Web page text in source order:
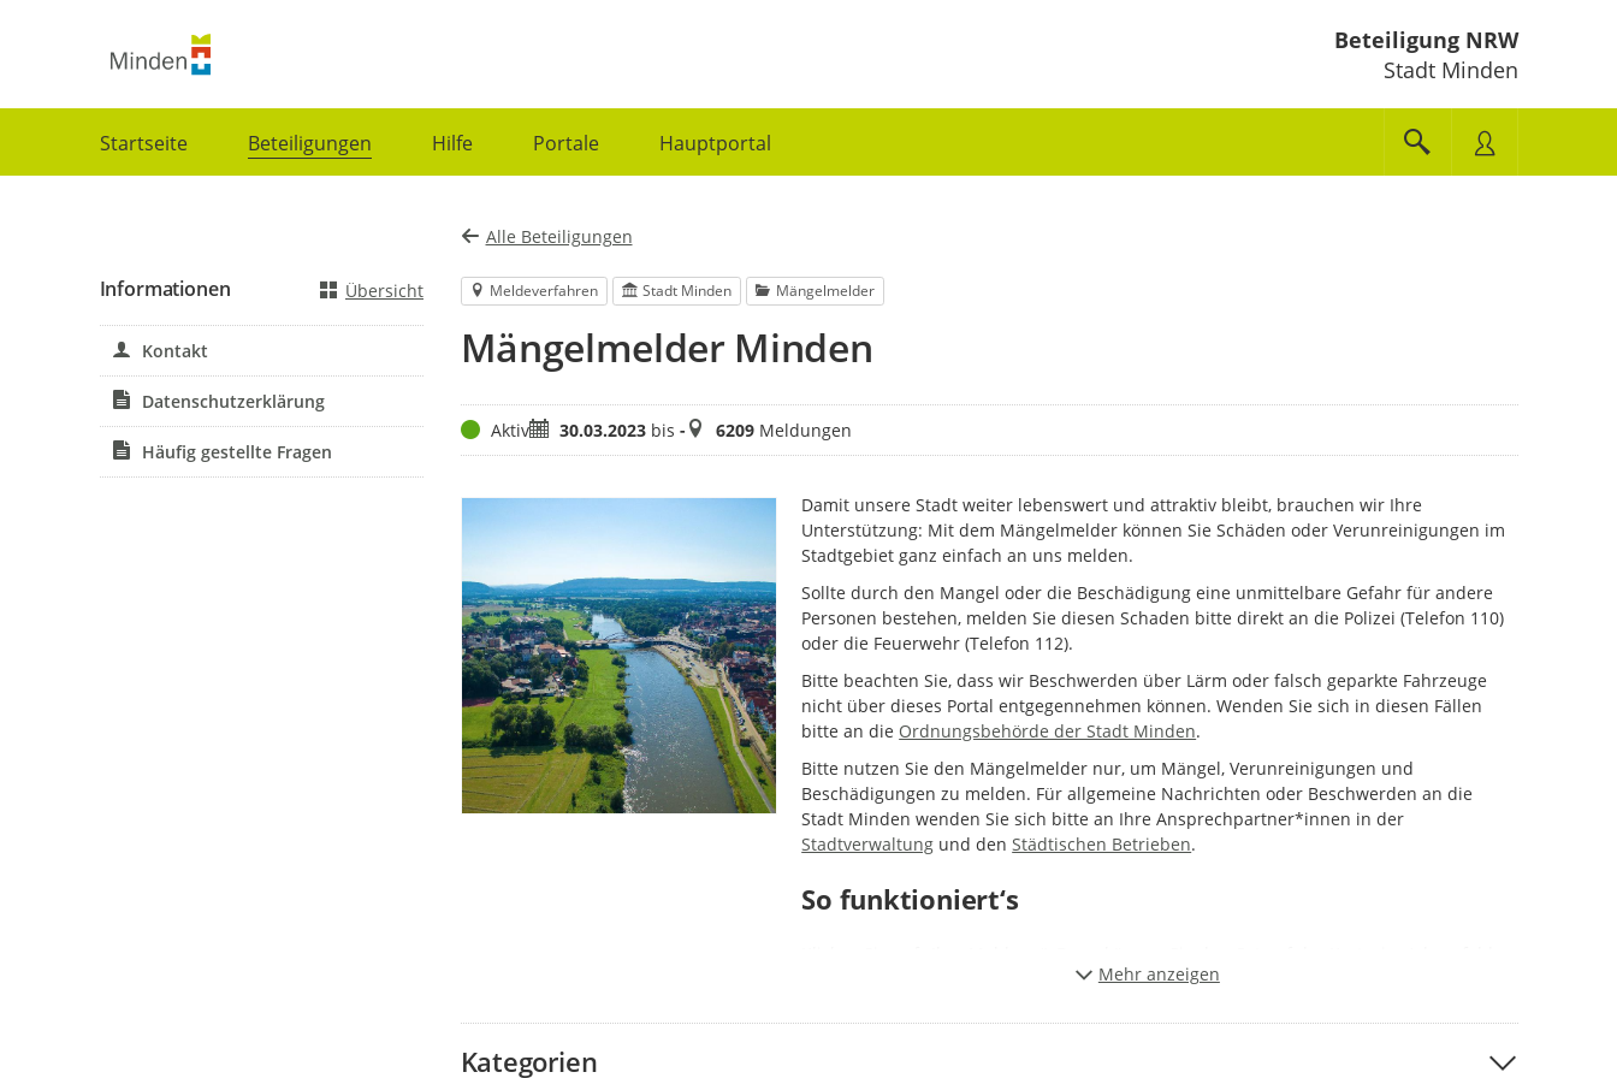
Beteiligung NRW
Stadt Minden
Startseite Beteiligungen Hilfe Portale Hauptportal
Alle Beteiligungen
Meldeverfahren Stadt Minden Mängelmelder
Mängelmelder Minden
StatusAktivZeitraum
30.03.2023bis -Meldungen
6209Meldungen
Damit unsere Stadt weiter lebenswert und attraktiv bleibt, brauchen wir Ihre
Unterstützung: Mit dem Mängelmelder können Sie Schäden oder Verunreinigungen im
Stadtgebiet ganz einfach an uns melden.
Sollte durch den Mangel oder die Beschädigung eine unmittelbare Gefahr für andere
Personen bestehen, melden Sie diesen Schaden bitte direkt an die Polizei (Telefon 110)
oder die Feuerwehr (Telefon 112).
Bitte beachten Sie, dass wir Beschwerden über Lärm oder falsch geparkte Fahrzeuge
nicht über dieses Portal entgegennehmen können. Wenden Sie sich in diesen Fällen
bitte an die Ordnungsbehörde der Stadt Minden.
Bitte nutzen Sie den Mängelmelder nur, um Mängel, Verunreinigungen und
Beschädigungen zu melden. Für allgemeine Nachrichten oder Beschwerden an die
Stadt Minden wenden Sie sich bitte an Ihre Ansprechpartner*innen in der
Stadtverwaltung und denStädtischen Betrieben.
So funktioniert‘s
oder durch Verwendung Ihrer Standortdaten angeben. In der Karte sehen Sie, ob schon
zusätzliche Meldung.
Wählen Sie dann die Kategorie Ihrer Meldung aus. Beschreiben Sie bitte anschließend
Mehr anzeigen
Kategorien
Informationen Übersicht
Kontakt
Datenschutzerklärung
Häufig gestellte Fragen